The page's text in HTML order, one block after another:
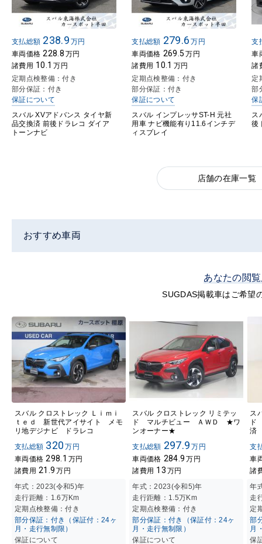
支払総額 238.9 万円
車両価格 228.8 万円
諸費用 10.1 万円
定期点検整備：付き
部分保証：付き
保証について
スバル XVアドバンス タイヤ新
品交換済 前後ドラレコ ダイア
トーンナビ
支払総額 279.6 万円
車両価格 269.5 万円
諸費用 10.1 万円
定期点検整備：付き
部分保証：付き
保証について
スバル インプレッサST-H 元社
用車 ナビ機能有り11.6インチデ
ィスプレイ
支
車
諸
定
部
保
ス
後
店舗の在庫一覧
おすすめ車両
あなたの閲
SUGDAS掲載車はご希望
スバル クロストレック Ｌｉｍｉ
ｔｅｄ 新世代アイサイト メモ
リ地デジナビ ドラレコ
支払総額 320 万円
車両価格 298.1 万円
諸費用 21.9 万円
年式：2023(令和5)年
走行距離： 1.6万Km
定期点検整備：付き
部分保証：付き（保証付：24ヶ
月・走行無制限）
保証について
スバル クロストレック リミテッ
ド マルチビュー ＡＷＤ ★ワ
ンオーナー★
支払総額 297.9 万円
車両価格 284.9 万円
諸費用 13 万円
年式：2023(令和5)年
走行距離： 1.5万Km
定期点検整備：付き
部分保証：付き（保証付：24ヶ
月・走行無制限）
保証について
ス
ド
済
支
車
諸
年
走
定
部
月
保